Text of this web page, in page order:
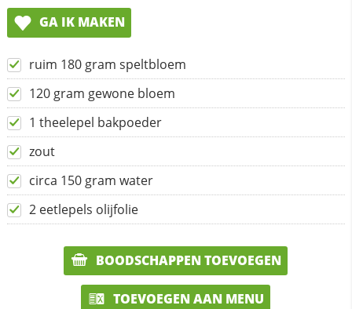
GA IK MAKEN
ruim 180 gram speltbloem
120 gram gewone bloem
1 theelepel bakpoeder
zout
circa 150 gram water
2 eetlepels olijfolie
BOODSCHAPPEN TOEVOEGEN
TOEVOEGEN AAN MENU